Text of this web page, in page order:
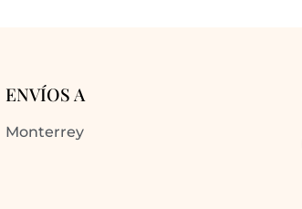
ENVÍOS A
Monterrey